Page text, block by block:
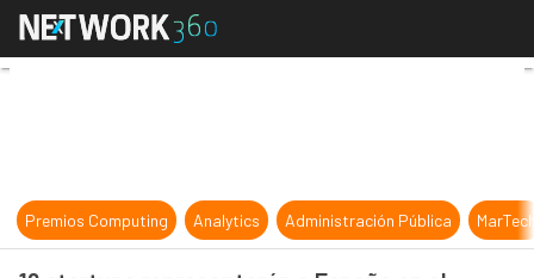
16 startups representarán a
Premios Computing Analytics Administración Pública